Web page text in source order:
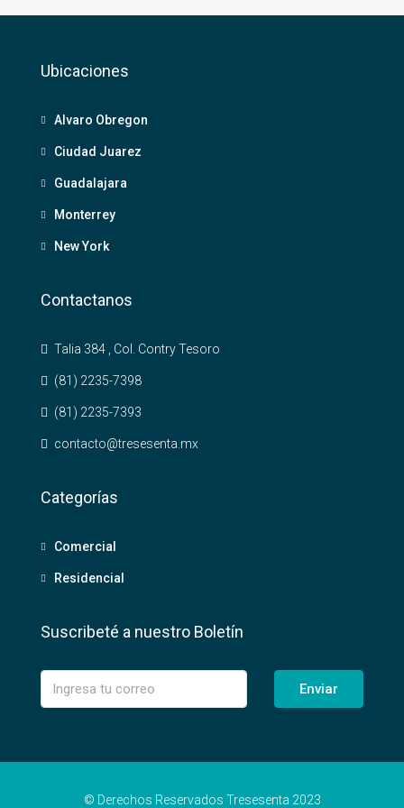
Ubicaciones
Alvaro Obregon
Ciudad Juarez
Guadalajara
Monterrey
New York
Contactanos
Talia 384 , Col. Contry Tesoro
(81) 2235-7398
(81) 2235-7393
contacto@tresesenta.mx
Categorías
Comercial
Residencial
Suscribeté a nuestro Boletín
Enviar
© Derechos Reservados Tresesenta 2023